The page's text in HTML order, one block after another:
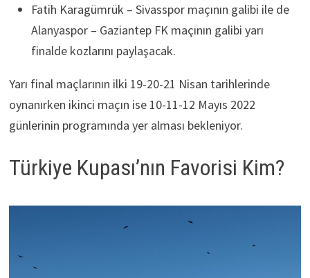
Fatih Karagümrük – Sivasspor maçının galibi ile de
Alanyaspor – Gaziantep FK maçının galibi yarı
finalde kozlarını paylaşacak.
Yarı final maçlarının ilki 19-20-21 Nisan tarihlerinde
oynanırken ikinci maçın ise 10-11-12 Mayıs 2022
günlerinin programında yer alması bekleniyor.
Türkiye Kupası’nın Favorisi Kim?